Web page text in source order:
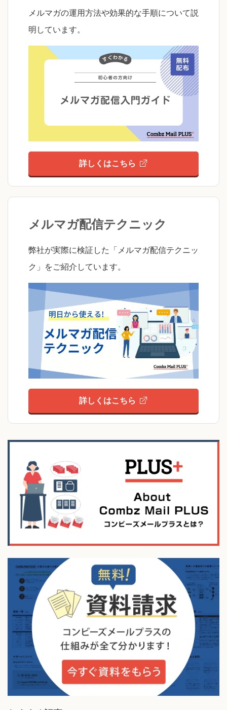
メルマガの運用方法や効果的な手順について説
明しています。
詳しくはこちら
メルマガ配信テクニック
弊社が実際に検証した「メルマガ配信テクニッ
ク」をご紹介しています。
詳しくはこちら